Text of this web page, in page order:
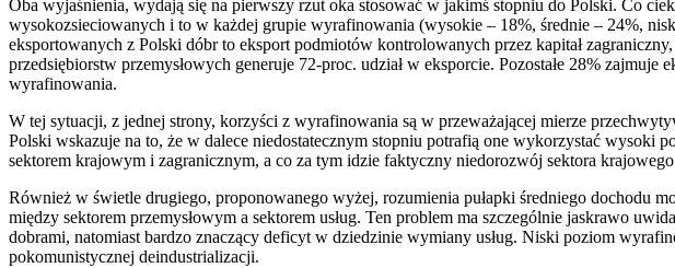
Oba wyjaśnienia, wydają się na pierwszy rzut oka stosować w jakimś stopniu do Polski. Co
wysokozsieciowanych i to w każdej grupie wyrafinowania (wysokie – 18%, średnie – 24%,
eksportowanych z Polski dóbr to eksport podmiotów kontrolowanych przez kapitał
przedsiębiorstw przemysłowych generuje 72-proc. udział w eksporcie. Pozostałe 28%
wyrafinowania.
W tej sytuacji, z jednej strony, korzyści z wyrafinowania są w przeważającej mierze
Polski wskazuje na to, że w dalece niedostatecznym stopniu potrafią one wykorzystać wysoki
sektorem krajowym i zagranicznym, a co za tym idzie faktyczny niedorozwój sektora
Również w świetle drugiego, proponowanego wyżej, rozumienia pułapki średniego dochodu
między sektorem przemysłowym a sektorem usług. Ten problem ma szczególnie jaskrawo
dobrami, natomiast bardzo znaczący deficyt w dziedzinie wymiany usług. Niski poziom
pokomunistycznej deindustrializacji.